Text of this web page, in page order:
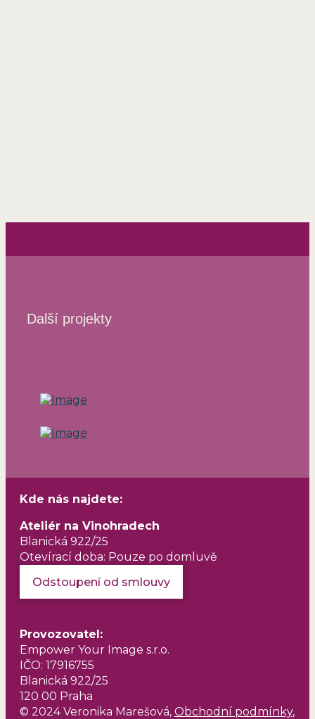
Další projekty
Kde nás najdete:
Ateliér na Vinohradech
Blanická 922/25
Otevírací doba: Pouze po domluvě
Odstoupení od smlouvy
Provozovatel:
Empower Your Image s.r.o.
IČO: 17916755
Blanická 922/25
120 00 Praha
© 2024 Veronika Marešová, Obchodní podmínky,